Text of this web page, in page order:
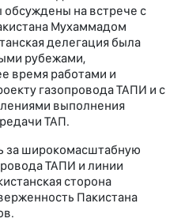
на встрече с
Мухаммадом
делегация была
рубежами,
время работами и
газопровода ТАПИ и с
выполнения
ТАП.
за широкомасштабную
ТАПИ и линии
сторона
Пакистана